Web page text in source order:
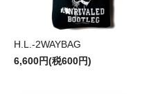
H.L.-2WAYBAG
6,600円(税600円)